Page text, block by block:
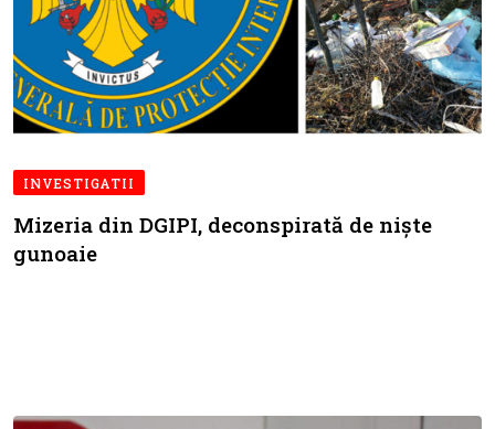
INVESTIGATII
Mizeria din DGIPI, deconspirată de niște
gunoaie